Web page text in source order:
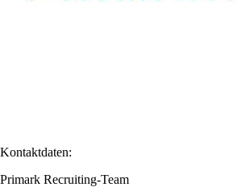
Kontaktdaten:
Primark Recruiting-Team